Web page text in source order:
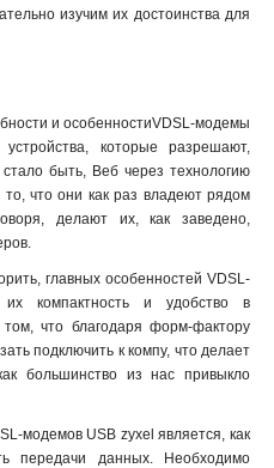
изучим их достоинства для
и особенностиVDSL-модемы
которые разрешают,
быть, Веб через технологию
то, что они как раз владеют рядом
делают их, как заведено,
главных особенностей VDSL-
компактность и удобство в
что благодаря форм-фактору
подключить к компу, что делает
большинство из нас привыкло
модемов USB zyxel является, как
передачи данных. Необходимо